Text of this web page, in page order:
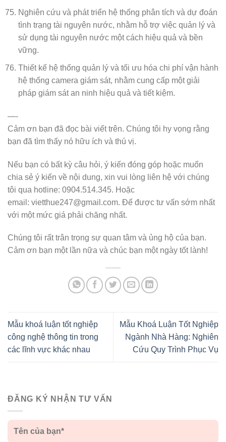
Nghiên cứu và phát triển hệ thống phân tích và dự đoán
tình trạng tài nguyên nước, nhằm hỗ trợ việc quản lý và
sử dụng tài nguyên nước một cách hiệu quả và bền
vững.
Thiết kế hệ thống quản lý và tối ưu hóa chi phí vận hành
hệ thống camera giám sát, nhằm cung cấp một giải
pháp giám sát an ninh hiệu quả và tiết kiệm.
—-
Cảm ơn bạn đã đọc bài viết trên. Chúng tôi hy vọng rằng
bạn đã tìm thấy nó hữu ích và thú vị.
Nếu bạn có bất kỳ câu hỏi, ý kiến đóng góp hoặc muốn
chia sẻ ý kiến về nội dung, xin vui lòng liên hệ với chúng
tôi qua hotline: 0904.514.345. Hoặc
email: vietthue247@gmail.com. Để được tư vấn sớm nhất
với một mức giá phải chăng nhất.
Chúng tôi rất trân trọng sự quan tâm và ủng hộ của bạn.
Cảm ơn bạn một lần nữa và chúc bạn một ngày tốt lành!
Mẫu khoá luận tốt nghiệp
công nghệ thông tin trong
các lĩnh vực khác nhau
Mẫu Khoá Luận Tốt Nghiệp
Ngành Nhà Hàng: Nghiên
Cứu Quy Trình Phục Vụ
ĐĂNG KÝ NHẬN TƯ VẤN